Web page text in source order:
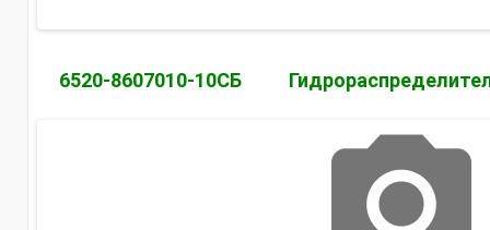
6520-8607010-10СБ